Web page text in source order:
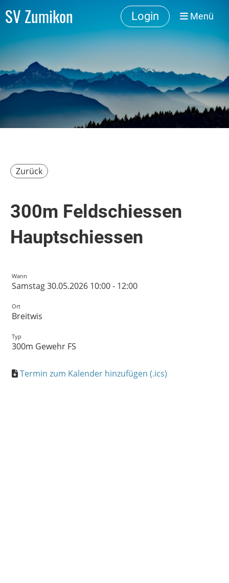
SV Zumikon Login Menü
Zurück
300m Feldschiessen
Hauptschiessen
Wann
Samstag 30.05.2026 10:00 - 12:00
Ort
Breitwis
Typ
300m Gewehr FS
Termin zum Kalender hinzufügen (.ics)